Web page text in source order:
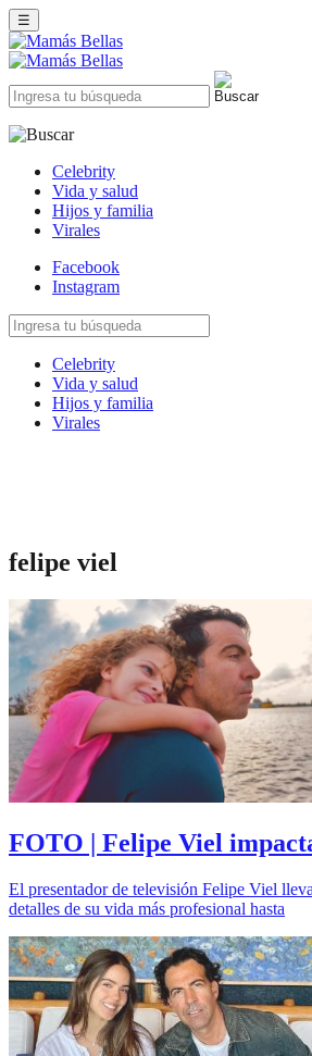
☰
Celebrity
Vida y salud
Hijos y familia
Virales
Facebook
Instagram
Celebrity
Vida y salud
Hijos y familia
Virales
felipe viel
FOTO | Felipe Viel
El presentador de televisión Felipe Viel
detalles de su vida más profesional hasta